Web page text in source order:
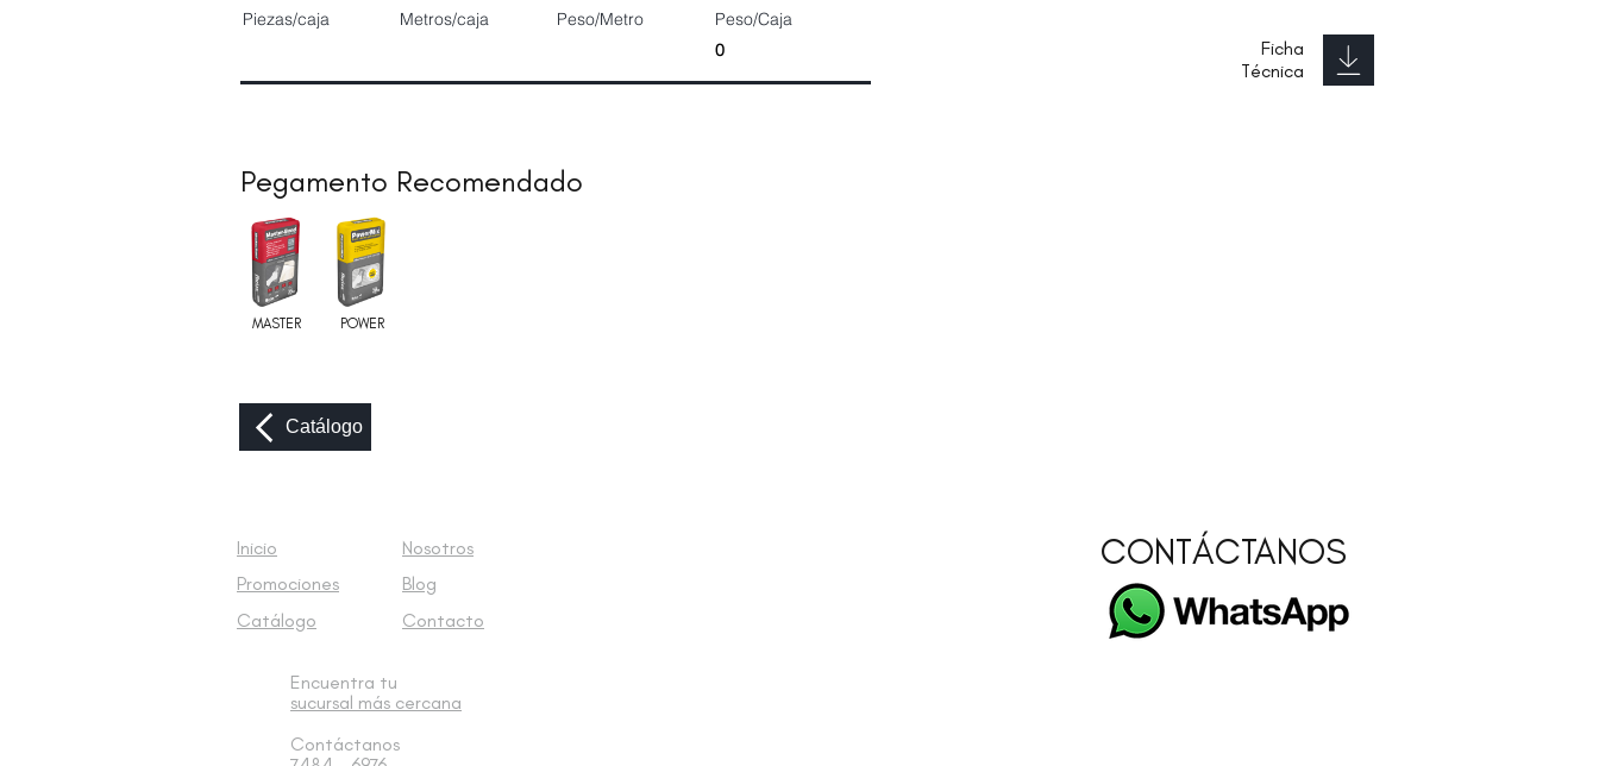
Piezas/caja Metros/caja Peso/Metro
Peso/Caja
0
Ficha
Técnica
Pegamento Recomendado
MASTER POWER
Catálogo
Inicio
Nosotros
Promociones
Blog
Catálogo
Contacto
Encuentra tu
sucursal más cercana
Contáctanos
CONTÁCTANOS